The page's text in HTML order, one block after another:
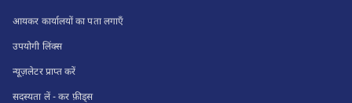
आयकर कार्यालयों का पता लगाएँ
उपयोगी लिंक्स
न्यूज़लेटर प्राप्त करें
सदस्यता लें - कर फ़ीड्स